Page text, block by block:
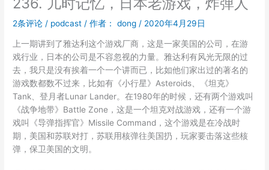
2条评论 / podcast / 作者： dong / 2020年4月29日
上一期讲到了雅达利这个游戏厂商，这是一家美国的公司，在游
戏行业，日本的公司是不容忽视的力量。雅达利有风光无限的过
去，我只是没有挨着一个一个讲而已，比如他们家出过的著名的
游戏数都数不过来，比如有《小行星》Asteroids、《坦克》
Tank、登月者Lunar Lander。在1980年的时候，还有两个游戏叫
《战争地带》Battle Zone，这是一个坦克对战游戏，还有一个游
戏叫《导弹指挥官》Missile Command，这个游戏是在冷战时
期，美国和苏联对打，苏联用核弹往美国扔，玩家要击落这些核
弹，保卫美国的文明。